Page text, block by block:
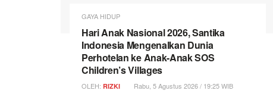
GAYA HIDUP
Hari Anak Nasional 2026, Santika
Indonesia Mengenalkan Dunia
Perhotelan ke Anak-Anak SOS
Children’s Villages
OLEH: RIZKI Rabu, 5 Agustus 2026 / 19:25 WIB